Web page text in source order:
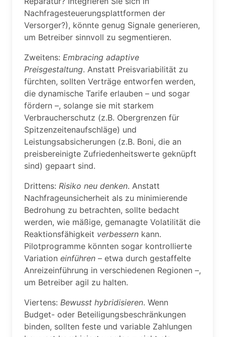
Nachfragesteuerungsplattformen der
Versorger?), könnte genug Signale generieren,
um Betreiber sinnvoll zu segmentieren.
Zweitens: Embracing adaptive
Preisgestaltung. Anstatt Preisvariabilität zu
fürchten, sollten Verträge entworfen werden,
die dynamische Tarife erlauben – und sogar
fördern –, solange sie mit starkem
Verbraucherschutz (z.B. Obergrenzen für
Spitzenzeitenaufschläge) und
Leistungsabsicherungen (z.B. Boni, die an
preisbereinigte Zufriedenheitswerte geknüpft
sind) gepaart sind.
Drittens: Risiko neu denken. Anstatt
Nachfrageunsicherheit als zu minimierende
Bedrohung zu betrachten, sollte bedacht
werden, wie mäßige, gemanagte Volatilität die
Reaktionsfähigkeit verbessern kann.
Pilotprogramme könnten sogar kontrollierte
Variation einführen – etwa durch gestaffelte
Anreizeinführung in verschiedenen Regionen –,
um Betreiber agil zu halten.
Viertens: Bewusst hybridisieren. Wenn
Budget- oder Beteiligungsbeschränkungen
binden, sollten feste und variable Zahlungen